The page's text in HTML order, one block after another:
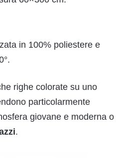
in 100% poliestere e
righe colorate su uno
particolarmente
giovane e moderna o
.